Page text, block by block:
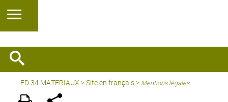
ED 34 MATERIAUX >Site en français> Mentions légales